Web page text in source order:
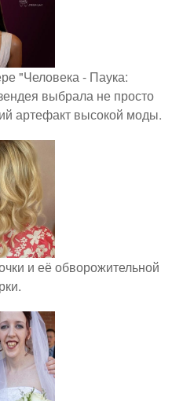
"Человека - Паука:
выбрала не просто
артефакт высокой моды.
и её обворожительной